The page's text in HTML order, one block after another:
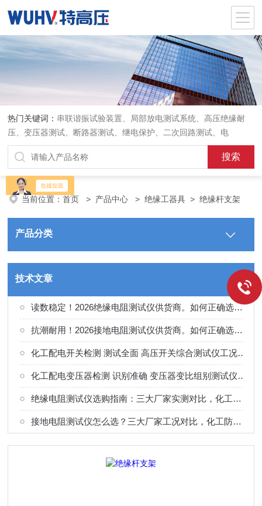
热门关键词： 串联谐振试验装置、局部放电测试系统、高压绝缘耐
压、变压器测试、断路器测试、继电保护、二次回路测试、电
当前位置：首页 > 产品中心 >绝缘工器具 >绝缘杆支架
产品分类
技术文章
读数稳定！2026绝缘电阻测试仪供货商。如何正确选择适合的厂家
抗潮耐用！2026接地电阻测试仪供货商。如何正确选择适合的厂家
化工配电开关检测 测试全面 高压开关综合测试仪工况选型参考
化工配电变压器检测 识别准确 变压器变比组别测试仪工况选型参考
绝缘电阻测试仪选购指南：三大厂家实测对比，化工电气绝缘检测适配
接地电阻测试仪怎么选？三大厂家工况对比，化工防雷接地检测专用